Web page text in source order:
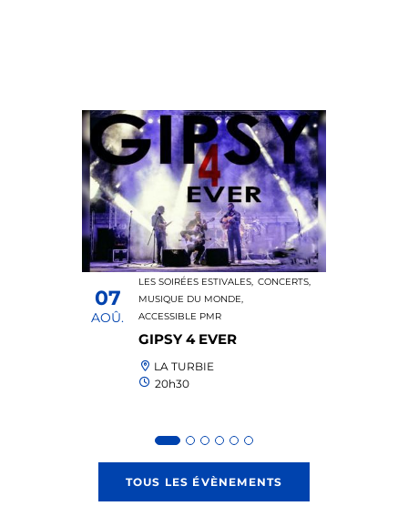
LES SOIRÉES ESTIVALES, CONCERTS,
MUSIQUE DU MONDE,
ACCESSIBLE PMR
GIPSY 4 EVER
LA TURBIE
20h30
07
AOÛ.
TOUS LES ÉVÈNEMENTS